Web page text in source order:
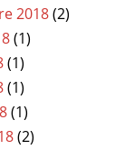
2018(2)
(1)
(1)
(1)
(1)
(2)